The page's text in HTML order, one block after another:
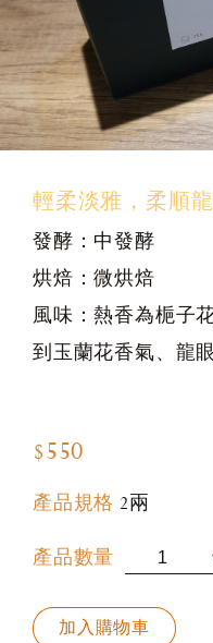
輕柔淡雅，柔順
發酵：中發酵
烘焙：微烘焙
風味：熱香為梔子
到玉蘭花香氣、龍
$550
產品規格 2兩
產品數量
加入購物車